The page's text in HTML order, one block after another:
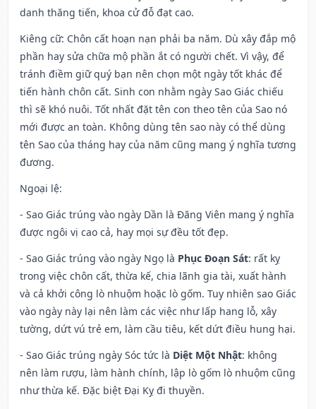
danh thăng tiến, khoa cử đỗ đạt cao.
Kiêng cữ: Chôn cất hoạn nạn phải ba năm. Dù xây đắp mộ
phần hay sửa chữa mộ phần ắt có người chết. Vì vậy, để
tránh điềm giữ quý bạn nên chọn một ngày tốt khác để
tiến hành chôn cất. Sinh con nhằm ngày Sao Giác chiếu
thì sẽ khó nuôi. Tốt nhất đặt tên con theo tên của Sao nó
mới được an toàn. Không dùng tên sao này có thể dùng
tên Sao của tháng hay của năm cũng mang ý nghĩa tương
đương.
Ngoại lệ:
- Sao Giác trúng vào ngày Dần là Đăng Viên mang ý nghĩa
được ngôi vị cao cả, hay mọi sự đều tốt đẹp.
- Sao Giác trúng vào ngày Ngọ là Phục Đoạn Sát: rất kỵ
trong việc chôn cất, thừa kế, chia lãnh gia tài, xuất hành
và cả khởi công lò nhuộm hoặc lò gốm. Tuy nhiên sao Giác
vào ngày này lại nên làm các việc như lấp hang lỗ, xây
tường, dứt vú trẻ em, làm cầu tiêu, kết dứt điều hung hại.
- Sao Giác trúng ngày Sóc tức là Diệt Một Nhật: không
nên làm rượu, làm hành chính, lập lò gốm lò nhuộm cũng
như thừa kế. Đặc biệt Đại Kỵ đi thuyền.